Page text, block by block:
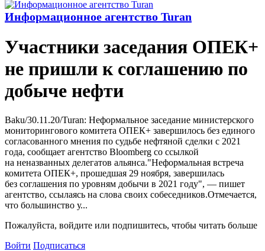
Информационное агентство Turan
Участники заседания ОПЕК+
не пришли к соглашению по
добыче нефти
Baku/30.11.20/Turan: Неформальное заседание министерского
мониторингового комитета ОПЕК+ завершилось без единого
согласованного мнения по судьбе нефтяной сделки с 2021
года, сообщает агентство Bloomberg со ссылкой
на неназванных делегатов альянса."Неформальная встреча
комитета ОПЕК+, прошедшая 29 ноября, завершилась
без соглашения по уровням добычи в 2021 году", — пишет
агентство, ссылаясь на слова своих собеседников.Отмечается,
что большинство у...
Пожалуйста, войдите или подпишитесь, чтобы читать больше
Войти Подписаться